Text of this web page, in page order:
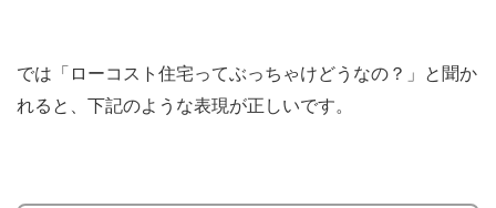
では「ローコスト住宅ってぶっちゃけどうなの？」と聞か
れると、下記のような表現が正しいです。